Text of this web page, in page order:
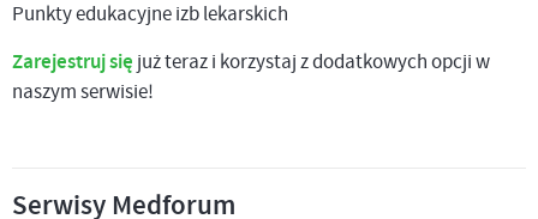
Punkty edukacyjne izb lekarskich
Zarejestruj się już teraz i korzystaj z dodatkowych opcji w
naszym serwisie!
Serwisy Medforum